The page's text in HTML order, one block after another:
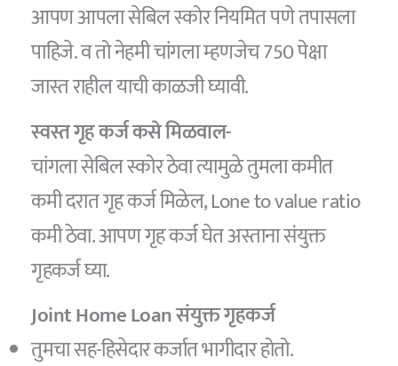
आपण आपला सेबिल स्कोर नियमित पणे तपासला
पाहिजे. व तो नेहमी चांगला म्हणजेच 750 पेक्षा
जास्त राहील याची काळजी घ्यावी.
स्वस्त गृह कर्ज कसे मिळवाल-
चांगला सेबिल स्कोर ठेवा त्यामुळे तुमला कमीत
कमी दरात गृह कर्ज मिळेल, Lone to value ratio
कमी ठेवा. आपण गृह कर्ज घेत अस्ताना संयुक्त
गृहकर्ज घ्या.
Joint Home Loan संयुक्त गृहकर्ज
तुमचा सह-हिसेदार कर्जात भागीदार होतो.